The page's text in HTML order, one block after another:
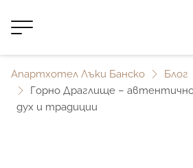
Апартхотел Лъки Банско
Блог
Горно Драглище – автентично
дух и традиции